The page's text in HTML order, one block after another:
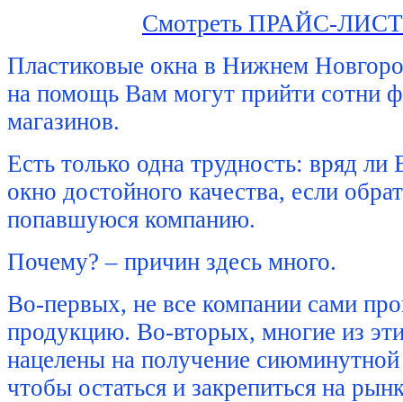
Смотреть ПРАЙС-ЛИСТ
Пластиковые окна в Нижнем
на помощь Вам могут прийти сотни
магазинов.
Есть только одна трудность: вряд
окно достойного качества, если
попавшуюся компанию.
Почему? – причин здесь много.
Во-первых, не все компании сами
продукцию. Во-вторых, многие из
нацелены на получение
чтобы остаться и закрепиться на